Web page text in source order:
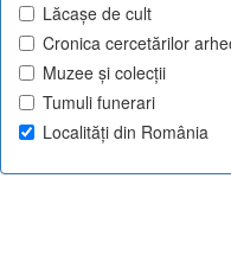
Lăcașe de cult
Cronica cercetărilor
Muzee și colecții
Tumuli funerari
Localități din România